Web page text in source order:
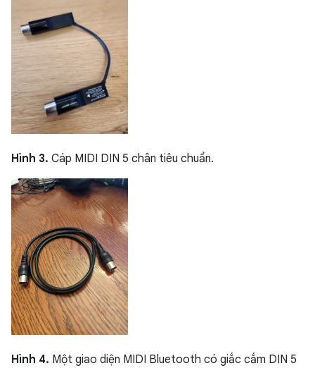
Hình 3. Cáp MIDI DIN 5 chân tiêu chuẩn.
Hình 4. Một giao diện MIDI Bluetooth có giắc cắm DIN 5